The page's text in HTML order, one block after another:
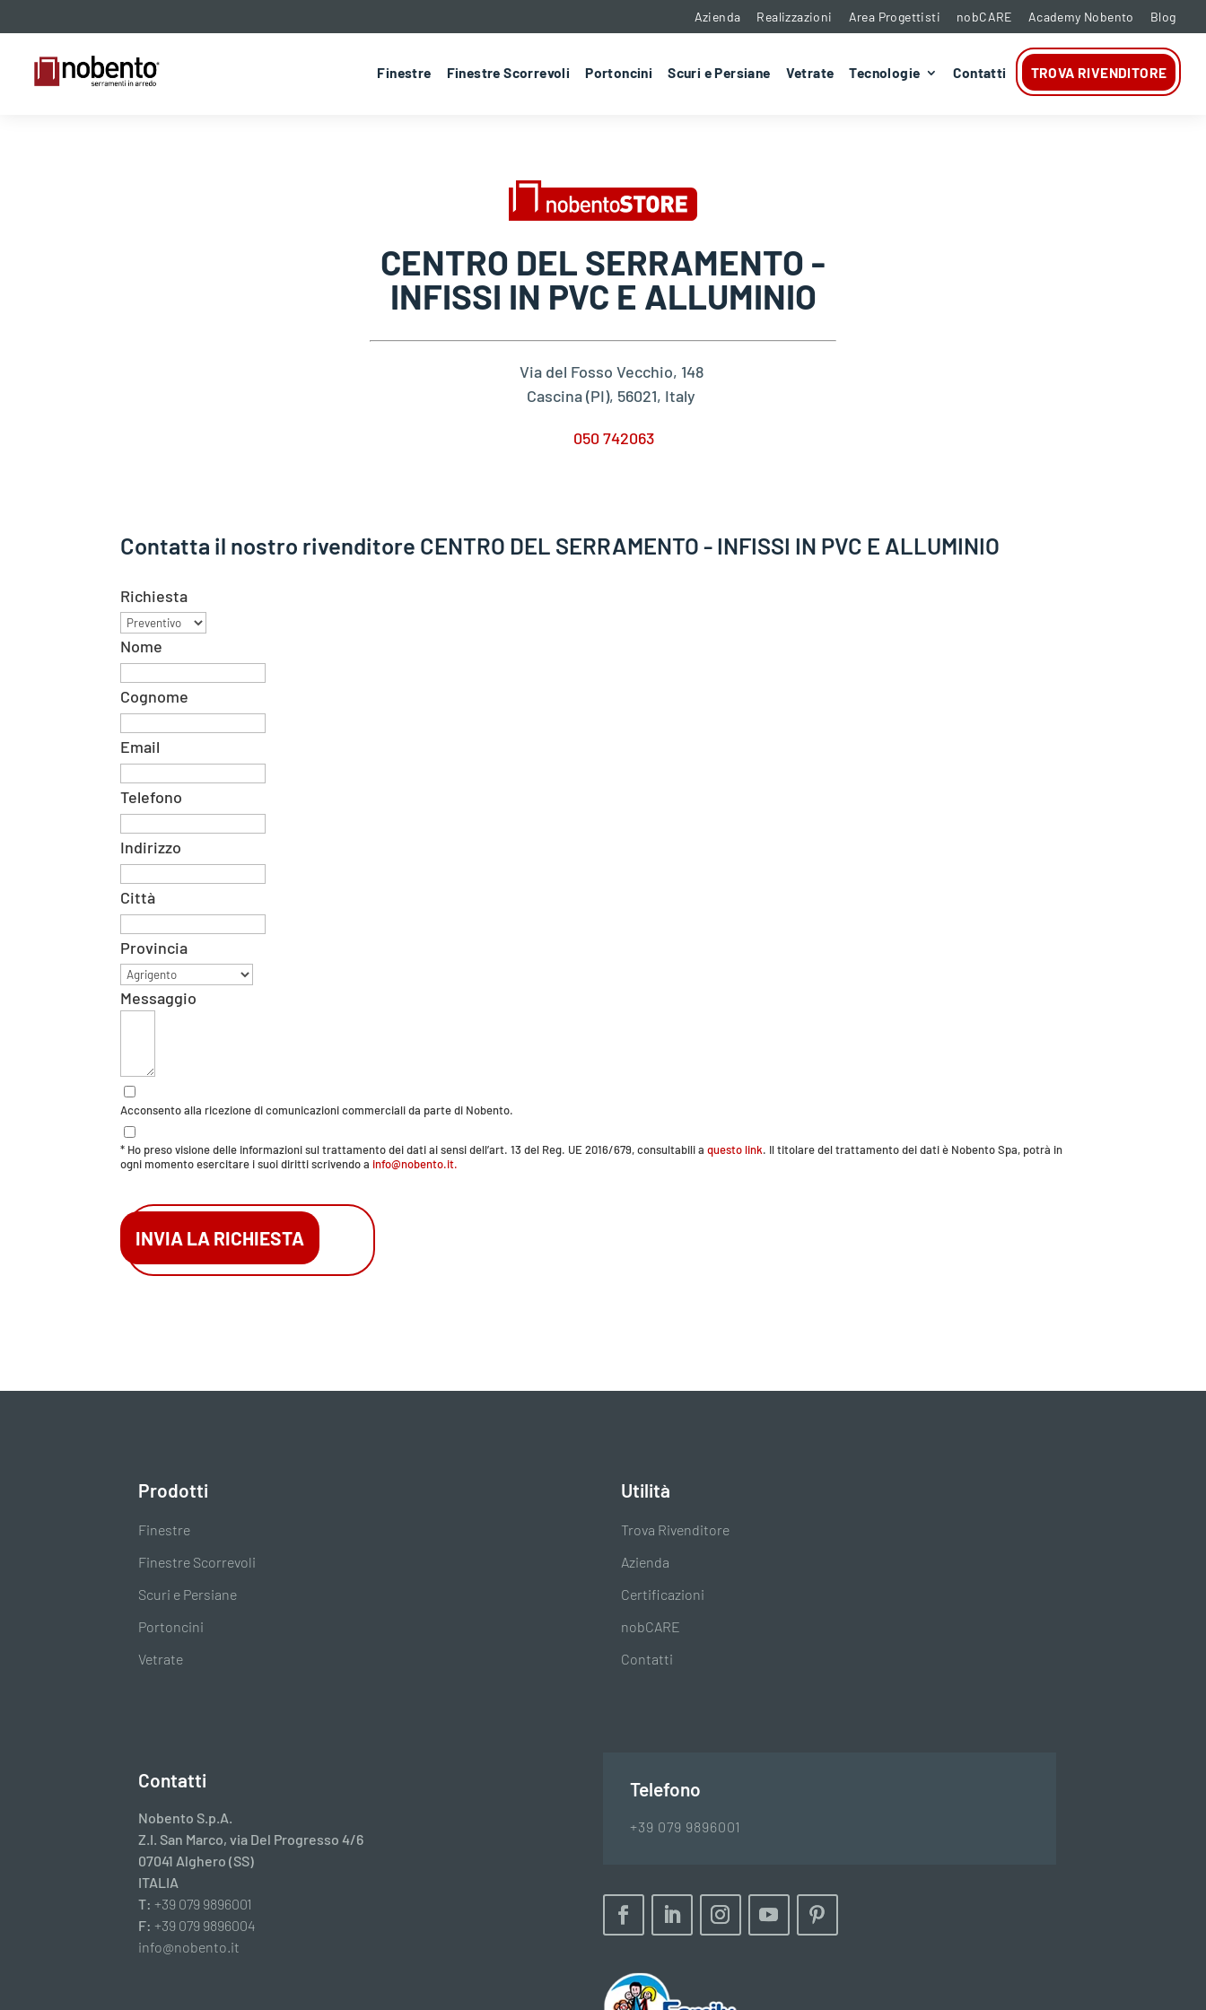
Azienda Realizzazioni Area Progettisti nobCARE Academy Nobento Blog
Finestre Finestre Scorrevoli Portoncini Scuri e Persiane Vetrate Tecnologie Contatti TROVA RIVENDITORE
CENTRO DEL SERRAMENTO -
INFISSI IN PVC E ALLUMINIO
Via del Fosso Vecchio, 148
Cascina (PI), 56021, Italy
050 742063
Contatta il nostro rivenditore CENTRO DEL SERRAMENTO - INFISSI IN PVC E ALLUMINIO
Richiesta
Nome
Cognome
Email
Telefono
Indirizzo
Città
Provincia
Messaggio
Acconsento alla ricezione di comunicazioni commerciali da parte di Nobento.
* Ho preso visione delle informazioni sul trattamento dei dati ai sensi dell’art. 13 del Reg. UE 2016/679, consultabili aquesto link. Il titolare del trattamento dei dati è Nobento Spa, potrà in
ogni momento esercitare i suoi diritti scrivendo a info@nobento.it.
INVIA LA RICHIESTA
Prodotti
Finestre
Finestre Scorrevoli
Scuri e Persiane
Portoncini
Vetrate
Utilità
Trova Rivenditore
Azienda
Certificazioni
nobCARE
Contatti
Contatti
Nobento S.p.A.
Z.I. San Marco, via Del Progresso 4/6
07041 Alghero (SS)
ITALIA
T:+39 079 9896001
F:+39 079 9896004
info@nobento.it
Telefono
+39 079 9896001